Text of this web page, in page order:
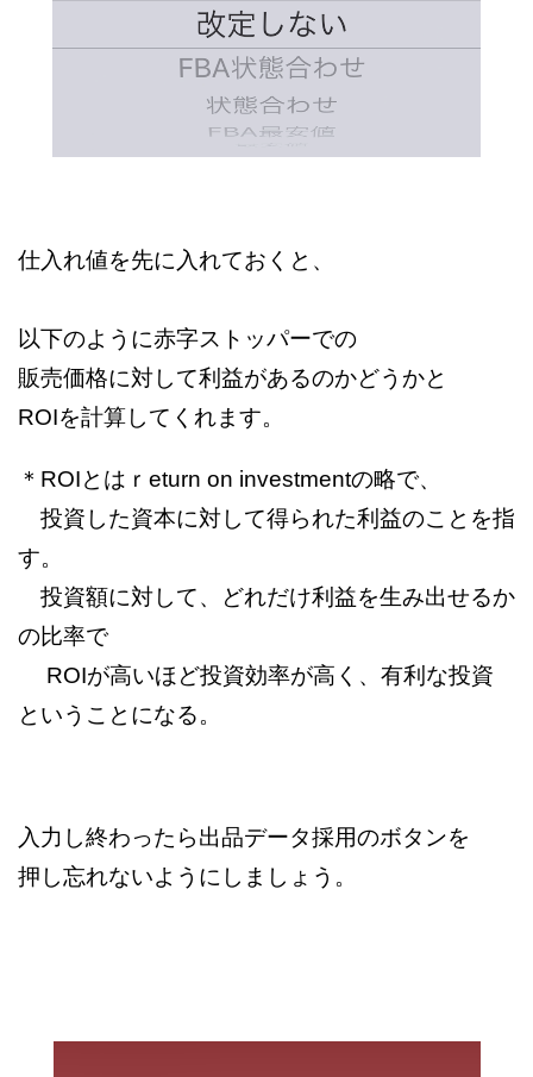
仕入れ値を先に入れておくと、
以下のように赤字ストッパーでの
販売価格に対して利益があるのかどうかと
ROIを計算してくれます。
＊ROIとはｒeturn on investmentの略で、
投資した資本に対して得られた利益のことを指
す。
投資額に対して、どれだけ利益を生み出せるか
の比率で
ROIが高いほど投資効率が高く、有利な投資
ということになる。
入力し終わったら出品データ採用のボタンを
押し忘れないようにしましょう。